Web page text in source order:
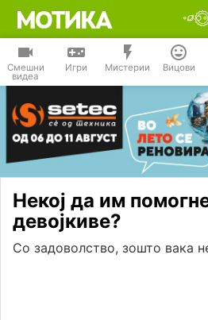
Смешни
видеа
Игри Мистерии Вицови
Некој да им
девојкиве?
Со задоволство, зошто вака